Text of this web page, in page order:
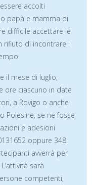
accolti
papà e mamma di
difficile accettare le
rifiuto di incontrare i
il mese di luglio,
ore ciascuno in date
a Rovigo o anche
Polesine, se ne fosse
e adesioni
oppure 348
avverrà per
sarà
competenti,